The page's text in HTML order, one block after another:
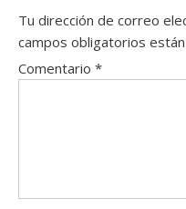
Tu dirección de correo
campos obligatorios
Comentario *